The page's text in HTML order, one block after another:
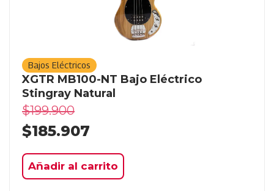
Bajos Eléctricos
XGTR MB100-NT Bajo Eléctrico
Stingray Natural
$199.900
$185.907
Añadir al carrito